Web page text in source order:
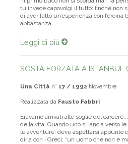
tu invece capovolgi il tutto: finché non
di aver fatto un’esperienza con l’eroina
abbastanza...
Leggi di più
SOSTA FORZATA A ISTANBUL
Una Città n° 17 / 1992 Novembre
Realizzata da Fausto Fabbri
Eravamo arrivati alle soglie del
della vita. Quando uno si lancia verso
le avventure, deve aspettarsi appunto
dirla con i Greci: “un uomo che non è